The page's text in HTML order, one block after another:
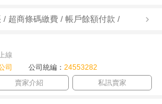
/ 超商條碼繳費 / 帳戶餘額付款 /
線
司 公司統編： 24553282
賣家介紹 私訊賣家